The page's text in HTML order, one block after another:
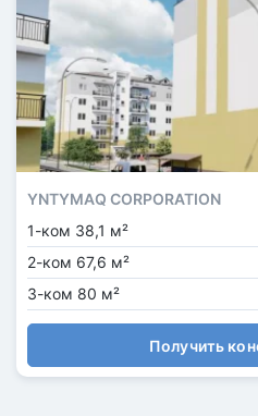
YNTYMAQ CORPORATION
1-ком 38,1 м²
2-ком 67,6 м²
3-ком 80 м²
Получить